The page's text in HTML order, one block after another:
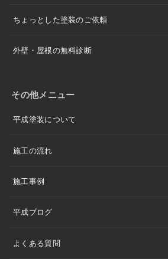
ちょっとした塗装のご依頼
外壁・屋根の無料診断
その他メニュー
平成塗装について
施工の流れ
施工事例
平成ブログ
よくある質問